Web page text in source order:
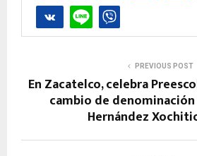
PREVIOUS POST
En Zacatelco, celebra
cambio de
Hernández